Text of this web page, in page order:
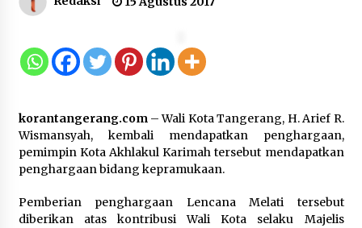
8 Agustus 2026
9 Kopi Botol Terbaik yang Praktis
untuk Menemani Aktivitas
8 Agustus 2026
korantangerang.com– Wali Kota Tangerang, H. Arief R.
Wismansyah, kembali mendapatkan penghargaan,
pemimpin Kota Akhlakul Karimah tersebut mendapatkan
penghargaan bidang kepramukaan.
Pemberian penghargaan Lencana Melati tersebut
diberikan atas kontribusi Wali Kota selaku Majelis